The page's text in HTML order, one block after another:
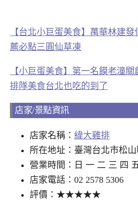
【台北小巨蛋美食】萬華林建
薦必點三圓仙草凍
【小巨蛋美食】第一名饃老潼
排隊美食台北也吃的到了
店家/景點資訊
店家名稱： 緯大雞排
所在地址：臺灣台北市松
營業時間：日 一 二 三 四
店家電話：02 2578 5306
評價：★★★★★